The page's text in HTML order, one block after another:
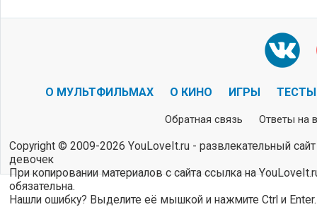
О МУЛЬТФИЛЬМАХ О КИНО ИГРЫ ТЕСТЫ
Обратная связь Ответы на
Copyright © 2009-2026 YouLoveIt.ru - развлекательный
девочек
При копировании материалов с сайта ссылка на
обязательна.
Нашли ошибку? Выделите её мышкой и нажмите Ctrl и Enter.